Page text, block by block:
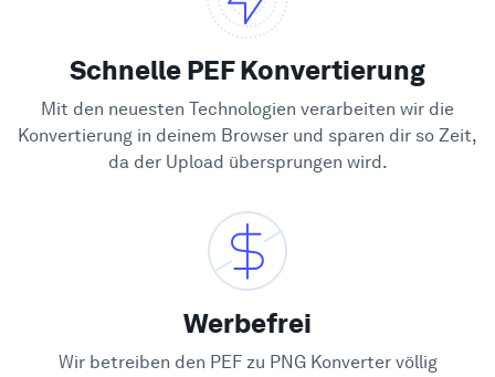
Vergleichen
Kundenstimmen
Schnelle PEF Konvertierung
Mit den neuesten Technologien verarbeiten wir die
Konvertierung in deinem Browser und sparen dir so Zeit,
da der Upload übersprungen wird.
Werbefrei
Wir betreiben den PEF zu PNG Konverter völlig